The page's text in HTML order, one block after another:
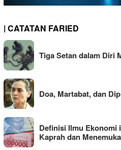
| CATATAN FARIED
Tiga Setan dalam Diri
Doa, Martabat, dan
Definisi Ilmu Ekonomi
Kaprah dan